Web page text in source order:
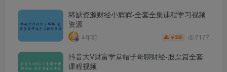
稀缺资源财经小辉辉-全套全集课程学习视频
资源
4年前 ￥350 7177
抖音大V财富学堂帽子哥聊财经-股票篇全套
课程视频